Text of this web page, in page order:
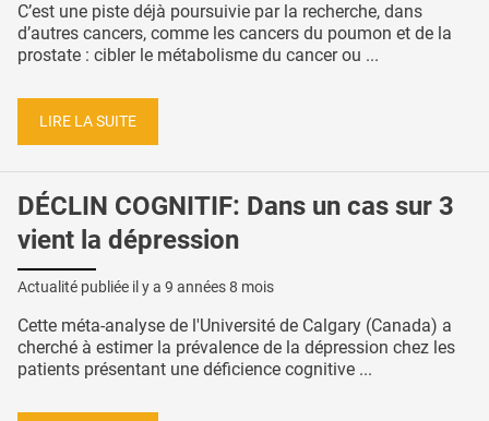
C’est une piste déjà poursuivie par la recherche, dans
d’autres cancers, comme les cancers du poumon et de la
prostate : cibler le métabolisme du cancer ou ...
LIRE LA SUITE
DÉCLIN COGNITIF: Dans un cas sur 3
vient la dépression
Actualité publiée il y a 9 années 8 mois
Cette méta-analyse de l'Université de Calgary (Canada) a
cherché à estimer la prévalence de la dépression chez les
patients présentant une déficience cognitive ...